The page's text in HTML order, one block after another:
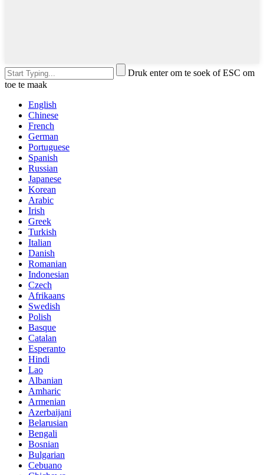
Druk enter om te soek of ESC om
toe te maak
English
Chinese
French
German
Portuguese
Spanish
Russian
Japanese
Korean
Arabic
Irish
Greek
Turkish
Italian
Danish
Romanian
Indonesian
Czech
Afrikaans
Swedish
Polish
Basque
Catalan
Esperanto
Hindi
Lao
Albanian
Amharic
Armenian
Azerbaijani
Belarusian
Bengali
Bosnian
Bulgarian
Cebuano